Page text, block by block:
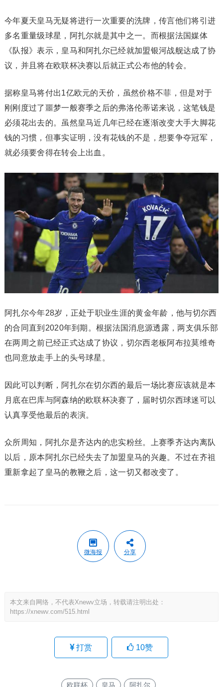
今年夏天皇马无疑将进行一次重要的洗牌，传言他们将引进
多名重量级球星，阿扎尔就是其中之一。而根据法国媒体
《队报》表示，皇马和阿扎尔已经就加盟银河战舰达成了协
议，并且将在欧联杯决赛以后就正式公布他的转会。
据称皇马将付出1亿欧元的天价，虽然价格不菲，但是对于
刚刚度过了噩梦一般赛季之后的弗洛伦蒂诺来说，这笔钱是
必须花出去的。虽然皇马近几年已经在逐渐改变大手大脚花
钱的习惯，但事实证明，没有花钱的不是，想要争夺冠军，
就必须要舍得在转会上出血。
阿扎尔今年28岁，正处于职业生涯的黄金年龄，他与切尔西
的合同直到2020年到期。根据法国消息源透露，两支俱乐部
在两周之前已经正式达成了协议，切尔西老板阿布拉莫维奇
也同意放走手上的头号球星。
因此可以判断，阿扎尔在切尔西的最后一场比赛应该就是本
月底在巴库与阿森纳的欧联杯决赛了，届时切尔西球迷可以
认真享受他最后的表演。
众所周知，阿扎尔是齐达内的忠实粉丝。上赛季齐达内离队
以后，原本阿扎尔已经失去了加盟皇马的兴趣。不过在齐祖
重新拿起了皇马的教鞭之后，这一切又都改变了。
微海报 分享
本文来自网络，不代表Xnewv立场，转载请注明出处：
https://xnewv.com/515.html
打赏 10赞
欧联杯 皇马 阿扎尔